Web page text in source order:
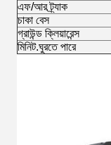
এফ/আর ট্র্যাক
চাকা বেস
গ্রাউন্ড ক্লিয়ারেন্স
মিনিট.ঘুরতে পারে